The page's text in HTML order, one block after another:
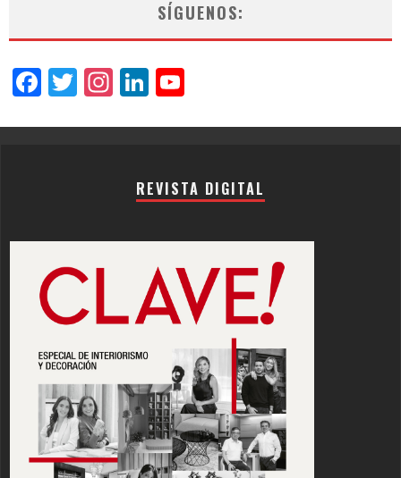
SÍGUENOS:
Facebook
Twitter
Instagram
LinkedIn
REVISTA DIGITAL